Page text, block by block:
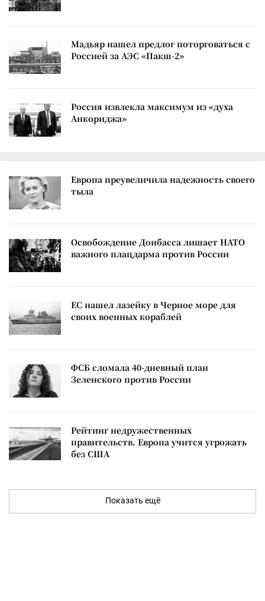
Мадьяр нашел предлог поторговаться с
Россией за АЭС «Пакш-2»
Россия извлекла максимум из «духа
Анкориджа»
Европа преувеличила надежность своего
тыла
Освобождение Донбасса лишает НАТО
важного плацдарма против России
ЕС нашел лазейку в Черное море для
своих военных кораблей
ФСБ сломала 40-дневный план
Зеленского против России
Рейтинг недружественных
правительств. Европа учится угрожать
без США
Показать ещё